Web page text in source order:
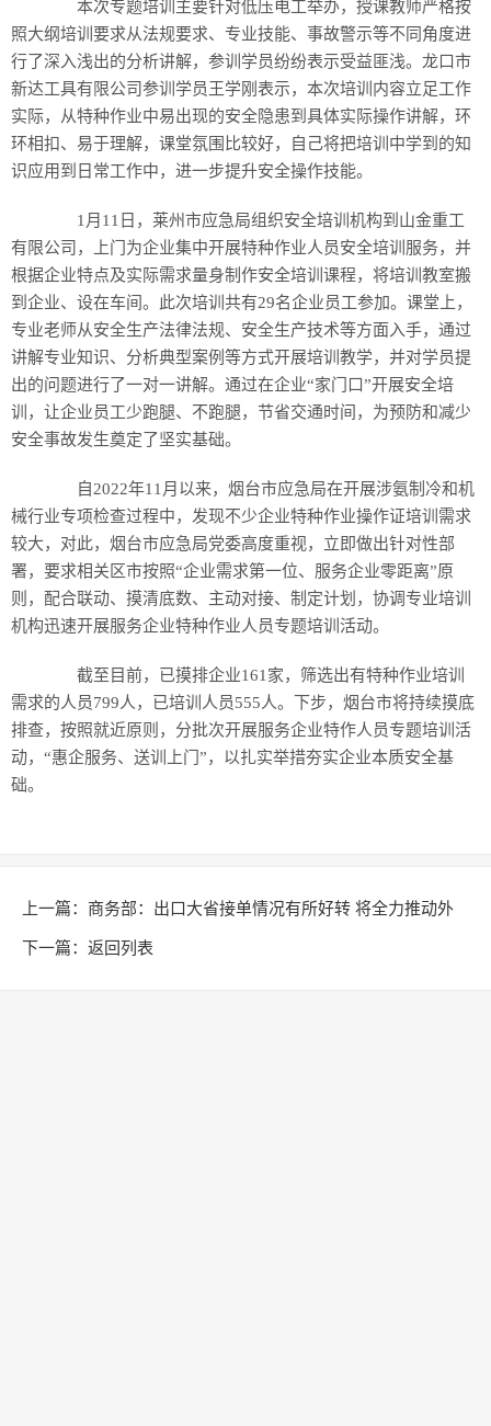
本次专题培训主要针对低压电工举办，授课教师严格按
照大纲培训要求从法规要求、专业技能、事故警示等不同角度进
行了深入浅出的分析讲解，参训学员纷纷表示受益匪浅。龙口市
新达工具有限公司参训学员王学刚表示，本次培训内容立足工作
实际，从特种作业中易出现的安全隐患到具体实际操作讲解，环
环相扣、易于理解，课堂氛围比较好，自己将把培训中学到的知
识应用到日常工作中，进一步提升安全操作技能。
1月11日，莱州市应急局组织安全培训机构到山金重工
有限公司，上门为企业集中开展特种作业人员安全培训服务，并
根据企业特点及实际需求量身制作安全培训课程，将培训教室搬
到企业、设在车间。此次培训共有29名企业员工参加。课堂上，
专业老师从安全生产法律法规、安全生产技术等方面入手，通过
讲解专业知识、分析典型案例等方式开展培训教学，并对学员提
出的问题进行了一对一讲解。通过在企业“家门口”开展安全培
训，让企业员工少跑腿、不跑腿，节省交通时间，为预防和减少
安全事故发生奠定了坚实基础。
自2022年11月以来，烟台市应急局在开展涉氨制冷和机
械行业专项检查过程中，发现不少企业特种作业操作证培训需求
较大，对此，烟台市应急局党委高度重视，立即做出针对性部
署，要求相关区市按照“企业需求第一位、服务企业零距离”原
则，配合联动、摸清底数、主动对接、制定计划，协调专业培训
机构迅速开展服务企业特种作业人员专题培训活动。
截至目前，已摸排企业161家，筛选出有特种作业培训
需求的人员799人，已培训人员555人。下步，烟台市将持续摸底
排查，按照就近原则，分批次开展服务企业特作人员专题培训活
动，“惠企服务、送训上门”，以扎实举措夯实企业本质安全基
础。
上一篇： 商务部：出口大省接单情况有所好转 将全力推动外
贸稳规模、优结构
下一篇： 返回列表